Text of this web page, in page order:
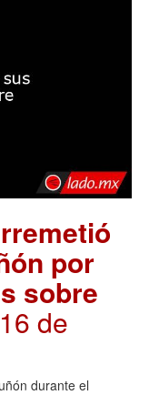
por
sobre
de
durante el